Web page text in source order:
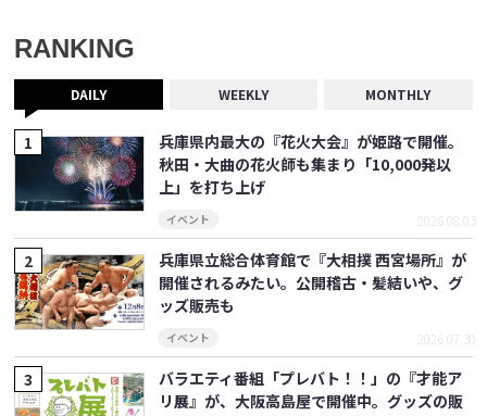
RANKING
DAILY WEEKLY MONTHLY
兵庫県内最大の『花火大会』が姫路で開催。
秋田・大曲の花火師も集まり「10,000発以
上」を打ち上げ
イベント 2026.08.03
兵庫県立総合体育館で『大相撲 西宮場所』が
開催されるみたい。公開稽古・髪結いや、グ
ッズ販売も
イベント 2026.07.30
バラエティ番組「プレバト！！」の『才能ア
リ展』が、大阪高島屋で開催中。グッズの販